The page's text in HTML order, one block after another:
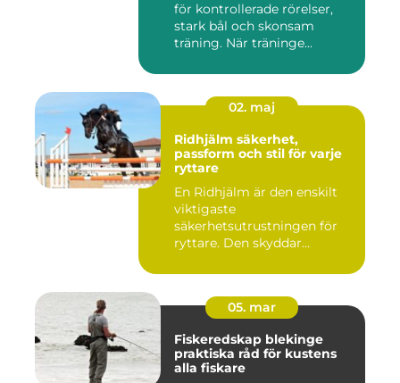
för kontrollerade rörelser,
stark bål och skonsam
träning. När träninge...
02. maj
Ridhjälm säkerhet,
passform och stil för varje
ryttare
En Ridhjälm är den enskilt
viktigaste
säkerhetsutrustningen för
ryttare. Den skyddar
05. mar
Fiskeredskap blekinge
praktiska råd för kustens
alla fiskare